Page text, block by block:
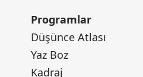
Programlar
Düşünce Atlası
Yaz Boz
Kadraj